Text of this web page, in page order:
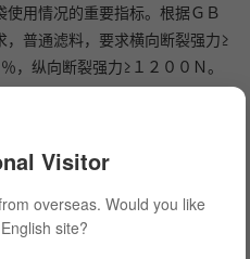
用情况的重要指标。根据ＧＢ
普通滤料，要求横向断裂强力≥
，纵向断裂强力≥１２００Ｎ。
。
Visitor
overseas. Would you like
site?